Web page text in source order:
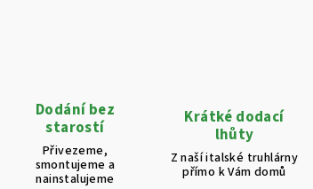
Dodání bez
starostí
Přivezeme,
smontujeme a
nainstalujeme
Krátké dodací
lhůty
Z naší italské truhlárny
přímo k Vám domů